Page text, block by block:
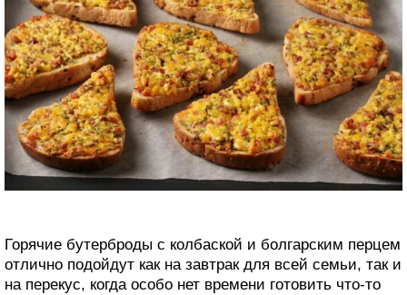
Горячие бутерброды с колбаской и болгарским перцем
отлично подойдут как на завтрак для всей семьи, так и
на перекус, когда особо нет времени готовить что-то